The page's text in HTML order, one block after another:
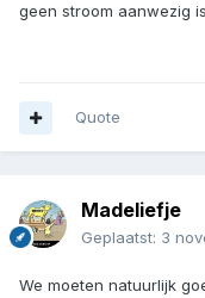
geen stroom aanwezig is
Quote
Madeliefje
Geplaatst: 3
We moeten natuurlijk